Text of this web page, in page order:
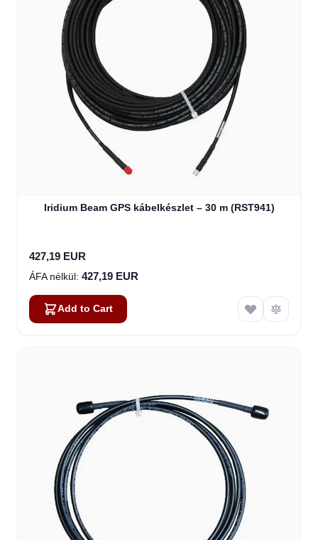
Iridium Beam GPS kábelkészlet – 30 m (RST941)
427,19 EUR
427,19 EUR
Add to Cart